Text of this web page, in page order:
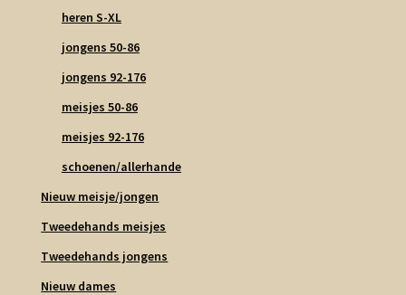
heren S-XL
jongens 50-86
jongens 92-176
meisjes 50-86
meisjes 92-176
schoenen/allerhande
Nieuw meisje/jongen
Tweedehands meisjes
Tweedehands jongens
Nieuw dames